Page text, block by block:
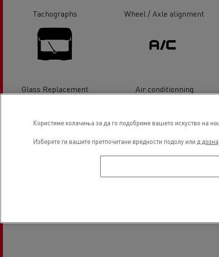
Tachographs Wheel / Axle alignment
Glass Replacement Air conditionning
Локација
Користиме колачиња за да го подобриме вашето искуство на
Изберете ги вашите претпочитани вредности подолу или д